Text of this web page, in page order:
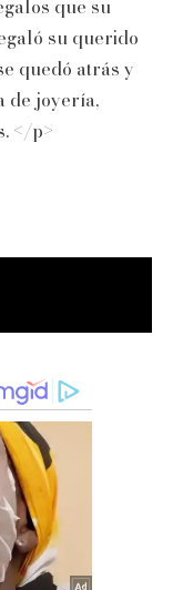
que su
su querido
quedó atrás y
de joyería,
</p>